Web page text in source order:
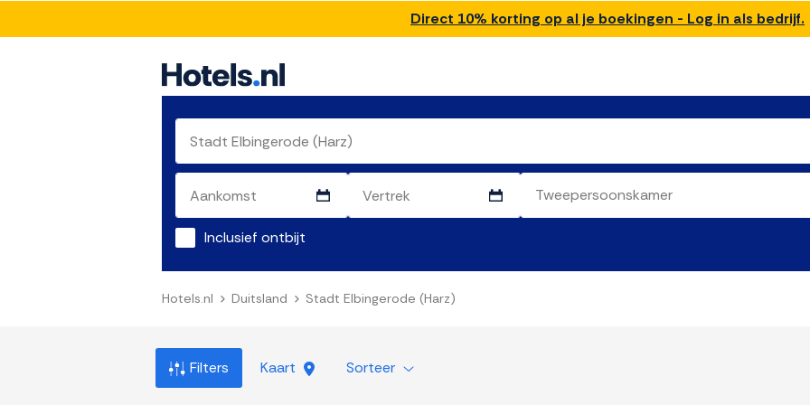
Direct 10% korting op al je boekingen - Log in als bedrijf.
Inclusief ontbijt
Hotels.nl Duitsland Stadt Elbingerode (Harz)
Filters Kaart Sorteer